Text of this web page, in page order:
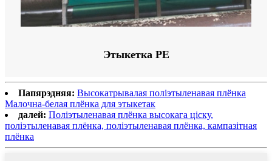
Этыкетка PE
Папярэдняя: Высокатрывалая поліэтыленавая плёнка
Малочна-белая плёнка для этыкетак
далей: Поліэтыленавая плёнка высокага ціску,
поліэтыленавая плёнка, поліэтыленавая плёнка, кампазітная
плёнка